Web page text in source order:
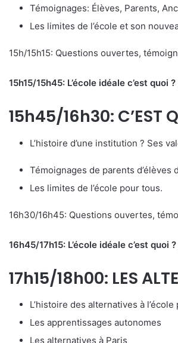
Témoignages: Élèves, Parents,
Les limites de l’école et son
15h/15h15: Questions ouvertes,
15h15/15h45: L’école idéale c’est quoi
15h45/16h30: C’EST
L’histoire d’une institution ? Ses
Témoignages de parents d’élèves
Les limites de l’école pour tous.
16h30/16h45: Questions ouvertes,
16h45/17h15: L’école idéale c’est quoi
17h15/18h00: LES
L’histoire des alternatives à
Les apprentissages autonomes
Les alternatives à Paris